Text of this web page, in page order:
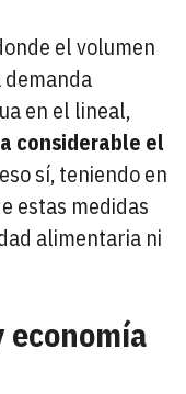
el volumen
demanda
en el lineal,
considerable el
sí, teniendo en
estas medidas
alimentaria ni
economía